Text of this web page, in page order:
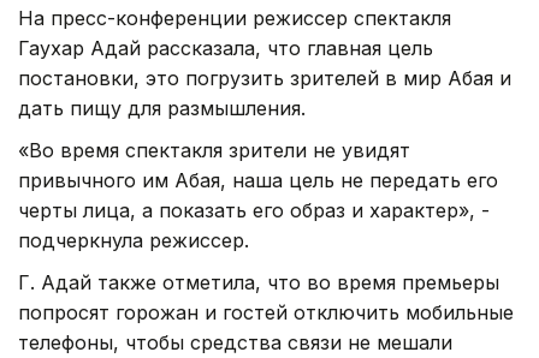
На пресс-конференции режиссер спектакля
Гаухар Адай рассказала, что главная цель
постановки, это погрузить зрителей в мир Абая и
дать пищу для размышления.
«Во время спектакля зрители не увидят
привычного им Абая, наша цель не передать его
черты лица, а показать его образ и характер», -
подчеркнула режиссер.
Г. Адай также отметила, что во время премьеры
попросят горожан и гостей отключить мобильные
телефоны, чтобы средства связи не мешали